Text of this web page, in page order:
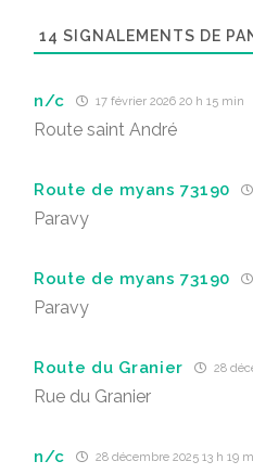
14 SIGNALEMENTS DE
n/c 17 février 2026 20 h 15 min
Route saint André
Route de myans 73190
Paravy
Route de myans 73190
Paravy
Route du Granier 28
Rue du Granier
n/c 28 décembre 2025 13 h 19